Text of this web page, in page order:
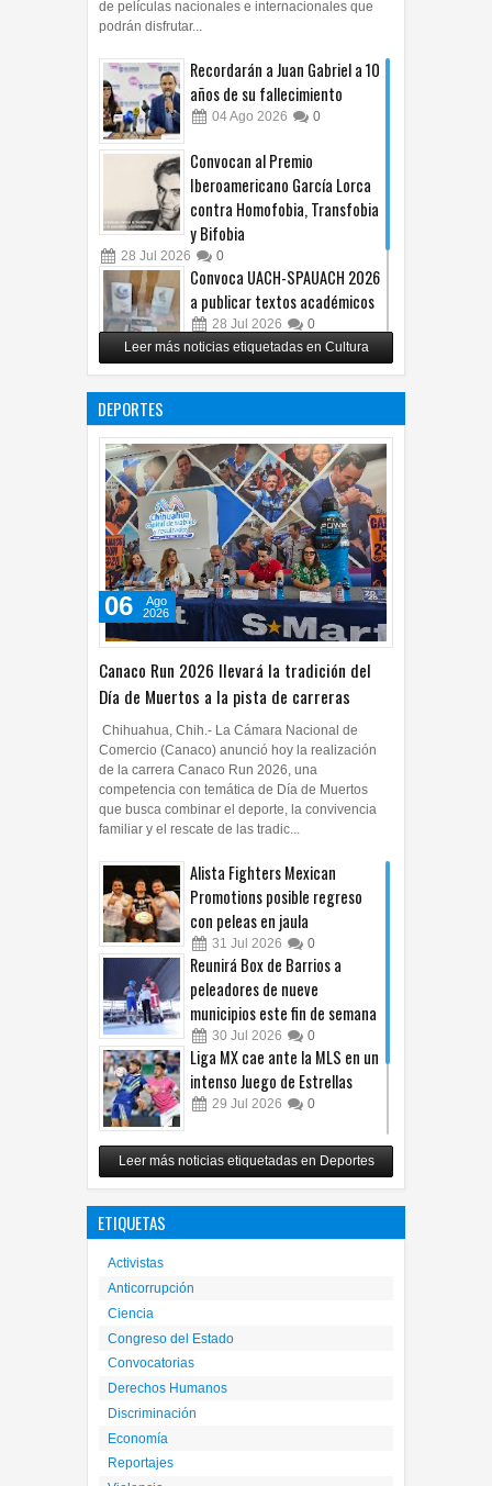
podrán disfrutar...
Recordarán a Juan Gabriel a 10
años de su fallecimiento
04 Ago 2026 0
Convocan al Premio
Iberoamericano García Lorca
contra Homofobia, Transfobia
y Bifobia
0
Convoca UACH-SPAUACH 2026
a publicar textos académicos
28 Jul 2026 0
Copian proyecto pictórico del
exalcalde Juan Blanco
Leer más noticias etiquetadas en Cultura
DEPORTES
Canaco Run 2026 llevará la tradición del
Día de Muertos a la pista de carreras
06
Ago
2026
Comercio (Canaco) anunció hoy la realización
de la carrera Canaco Run 2026, una
competencia con temática de Día de Muertos
que busca combinar el deporte, la convivencia
familiar y el rescate de las tradic...
Alista Fighters Mexican
Promotions posible regreso
con peleas en jaula
31 Jul 2026
Reunirá Box de Barrios a
peleadores de nueve
municipios este fin de semana
30 Jul 2026 0
Liga MX cae ante la MLS en un
intenso Juego de Estrellas
29 Jul 2026 0
y avanza a cuartos del
Premundial Sub-20
27 Jul 2026 0
Leer más noticias etiquetadas en Deportes
ETIQUETAS